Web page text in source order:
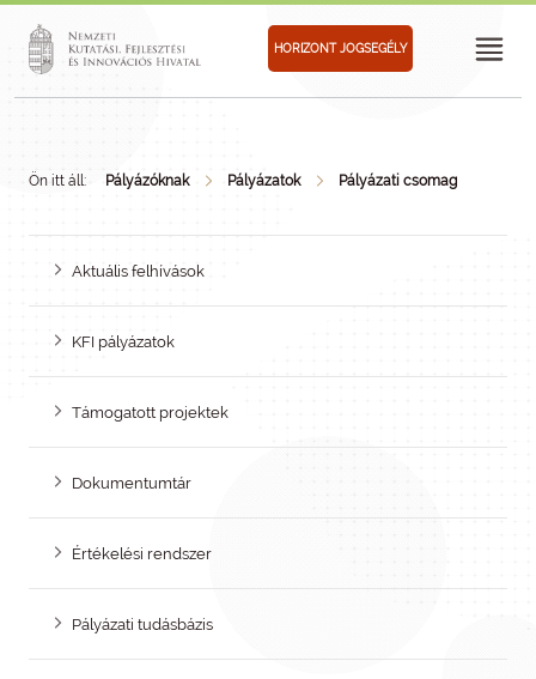
HORIZONT JOGSEGÉLY
Ön itt áll: Pályázóknak Pályázatok Pályázati csomag
Aktuális felhívások
KFI pályázatok
Támogatott projektek
Dokumentumtár
Értékelési rendszer
Pályázati tudásbázis